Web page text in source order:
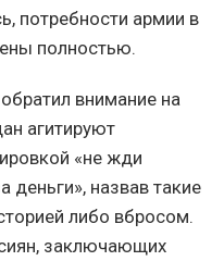
потребности армии в
полностью.
внимание на
агитируют
«не жди
деньги», назвав такие
либо вбросом.
заключающих